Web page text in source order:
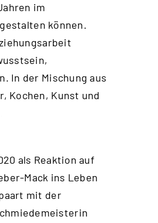
im
können.
In der Mischung aus
Kochen, Kunst und
als Reaktion auf
Mack ins Leben
mit der